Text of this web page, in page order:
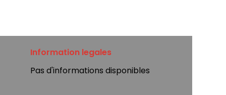
Information legales
Pas d'informations disponibles